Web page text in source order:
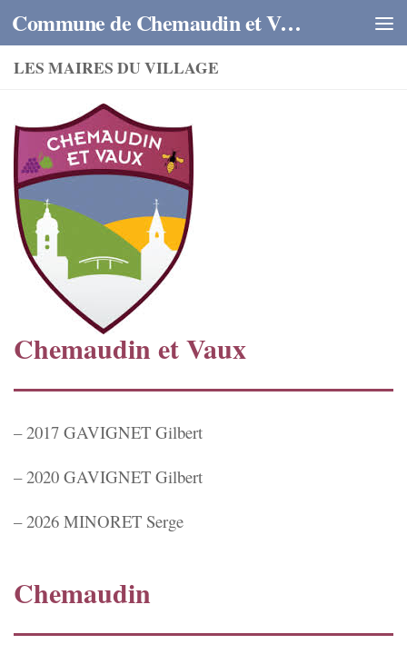
Skip to content Commune de Chemaudin et Vaux
LES MAIRES DU VILLAGE
Chemaudin et Vaux
– 2017 GAVIGNET Gilbert
– 2020 GAVIGNET Gilbert
– 2026 MINORET Serge
Chemaudin